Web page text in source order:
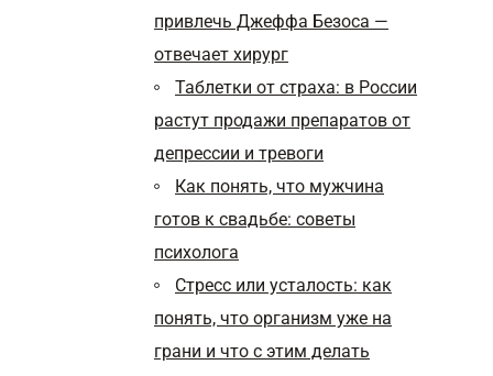
привлечь Джеффа Безоса —
отвечает хирург
Таблетки от страха: в России
растут продажи препаратов от
депрессии и тревоги
Как понять, что мужчина
готов к свадьбе: советы
психолога
Стресс или усталость: как
понять, что организм уже на
грани и что с этим делать